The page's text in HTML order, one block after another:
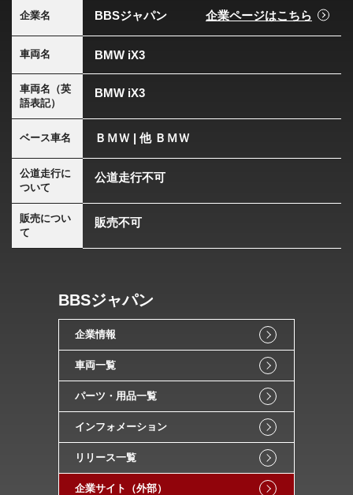
企業名 BBSジャパン 企業ページはこちら
車両名 BMW iX3
車両名（英
語表記）
BMW iX3
ベース車名 ＢＭＷ | 他 ＢＭＷ
公道走行に
ついて
公道走行不可
販売につい
て
販売不可
BBSジャパン
企業情報
車両一覧
パーツ・用品一覧
インフォメーション
リリース一覧
企業サイト（外部）